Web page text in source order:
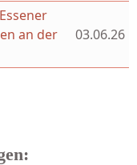
an der
03.06.26